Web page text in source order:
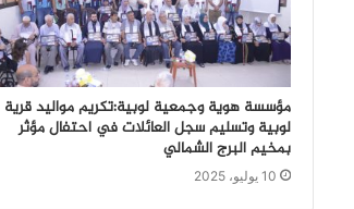
مؤسسة هوية وجمعية لوبية:تكريم مواليد قرية
لوبية وتسليم سجل العائلات في احتفال مؤثر
بمخيم البرج الشمالي
10 يوليو، 2025